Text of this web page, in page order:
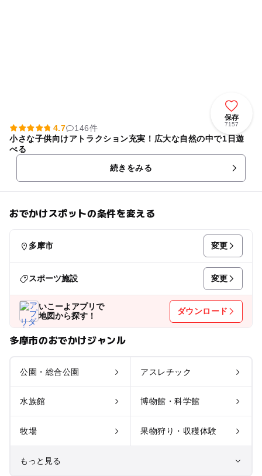
保存
7157
4.7
146件
小さな子供向けアトラクション充実！広大な自然の中で1日遊
べる
続きをみる
おでかけスポットの条件を変える
多摩市 変更
スポーツ施設 変更
いこーよアプリで
地図から探す！
ダウンロード
多摩市のおでかけジャンル
公園・総合公園 アスレチック
水族館 博物館・科学館
牧場 果物狩り・収穫体験
もっと見る